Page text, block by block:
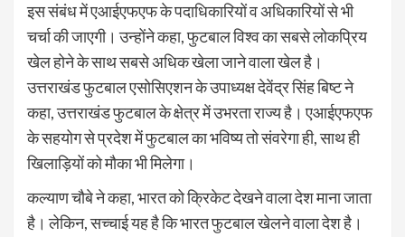
इस संबंध में एआईएफएफ के पदाधिकारियों व अधिकारियों से भी
चर्चा की जाएगी। उन्होंने कहा, फुटबाल विश्व का सबसे लोकप्रिय
खेल होने के साथ सबसे अधिक खेला जाने वाला खेल है।
उत्तराखंड फुटबाल एसोसिएशन के उपाध्यक्ष देवेंद्र सिंह बिष्ट ने
कहा, उत्तराखंड फुटबाल के क्षेत्र में उभरता राज्य है। एआईएफएफ
के सहयोग से प्रदेश में फुटबाल का भविष्य तो संवरेगा ही, साथ ही
खिलाड़ियों को मौका भी मिलेगा।
कल्याण चौबे ने कहा, भारत को क्रिकेट देखने वाला देश माना जाता
है। लेकिन, सच्चाई यह है कि भारत फुटबाल खेलने वाला देश है।